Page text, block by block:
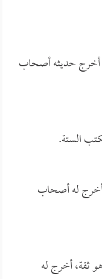
أخرج حديثه أصحاب
الستة.
له أصحاب
ثقة، أخرج له